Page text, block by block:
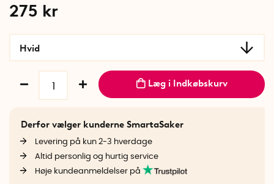
275 kr
Hvid
Læg i Indkøbskurv
Derfor vælger kunderne SmartaSaker
Levering på kun 2-3 hverdage
Altid personlig og hurtig service
Høje kundeanmeldelser på